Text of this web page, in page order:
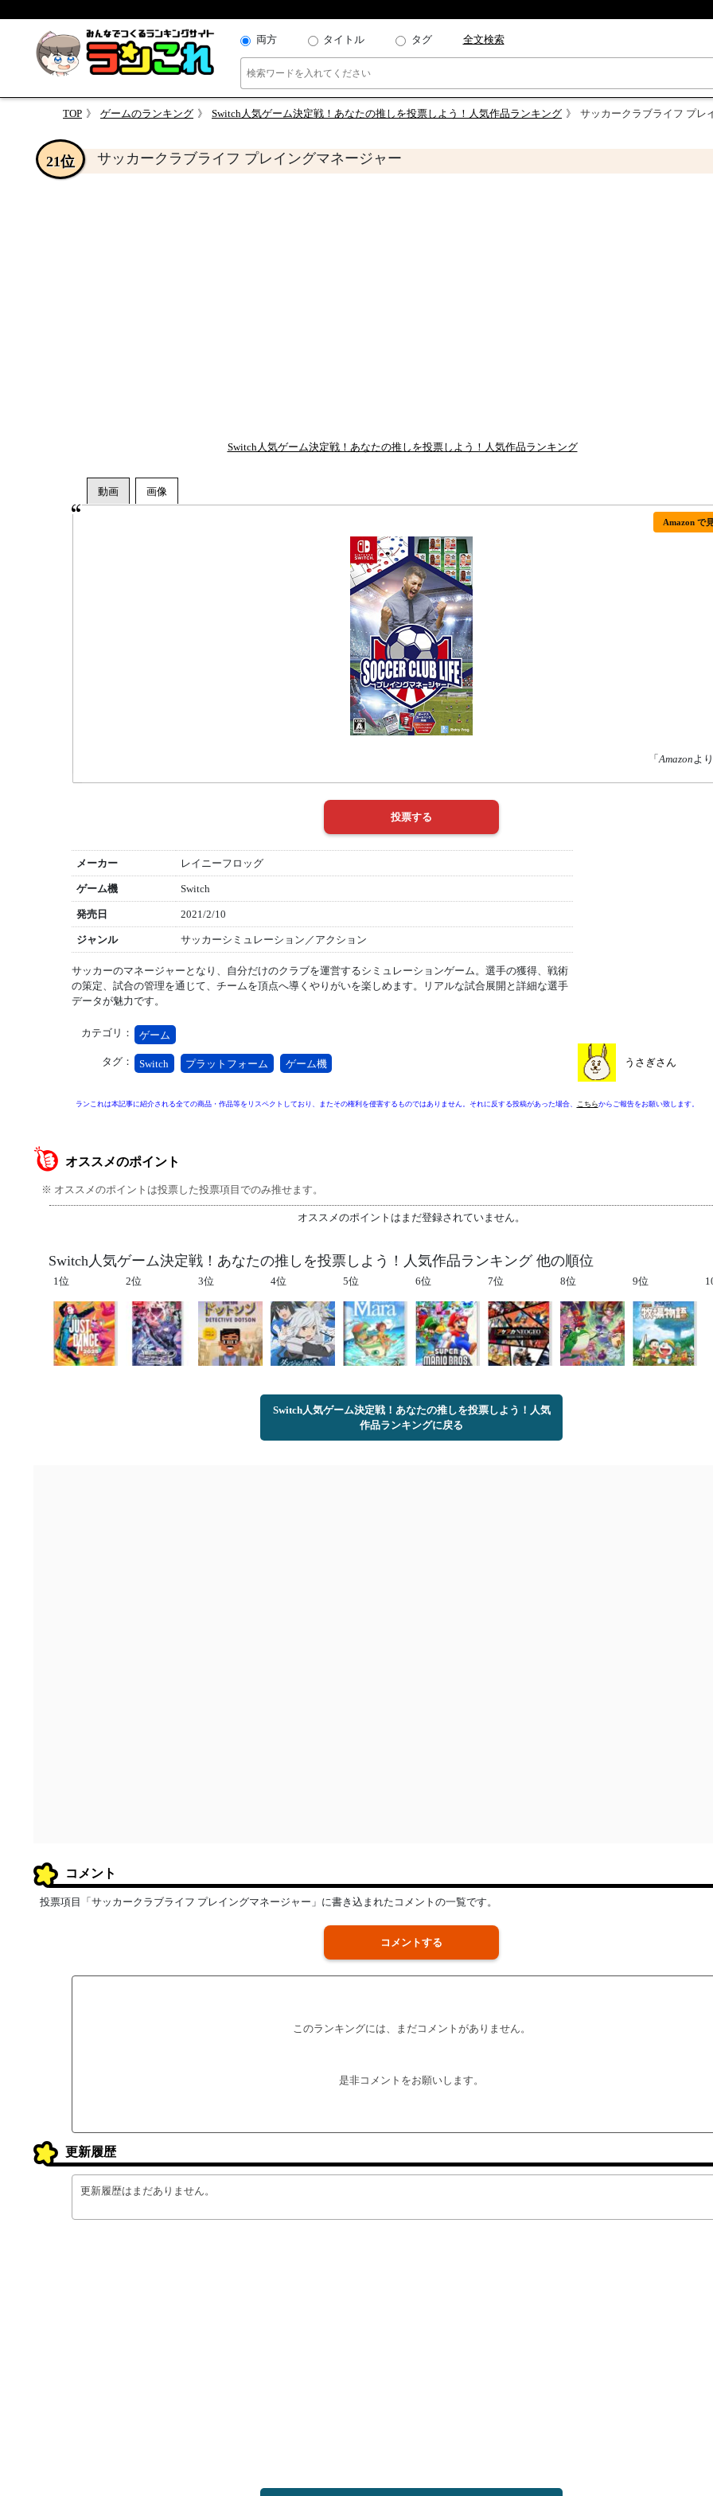
両方 タイトル タグ 全文検索
TOP ゲームのランキング Switch人気ゲーム決定戦！あなたの推しを投票しよう！人気作品ランキング サッカークラブライフ プレ
サッカークラブライフ プレイングマネージャー
21位
Switch人気ゲーム決定戦！あなたの推しを投票しよう！人気作品ランキング
Amazon で
「Amazonよ
メーカー レイニーフロッグ
ゲーム機 Switch
発売日 2021/2/10
ジャンル サッカーシミュレーション／アクション
サッカーのマネージャーとなり、自分だけのクラブを運営するシミュレーションゲーム。選手の獲得、戦術
の策定、試合の管理を通じて、チームを頂点へ導くやりがいを楽しめます。リアルな試合展開と詳細な選手
データが魅力です。
カテゴリ： ゲーム
タグ： Switch プラットフォーム ゲーム機 うさぎさん
ランこれは本記事に紹介される全ての商品・作品等をリスペクトしており、またその権利を侵害するものではありません。それに反する投稿があった場合、 こちらからご報告をお願い致します。
オススメのポイント
※ オススメのポイントは投票した投票項目でのみ推せます。
オススメのポイントはまだ登録されていません。
Switch人気ゲーム決定戦！あなたの推しを投票しよう！人気作品ランキング 他の順位
1位 2位 3位 4位 5位 6位 7位 8位 9位
Switch人気ゲーム決定戦！あなたの推しを投票しよう！人気
作品ランキングに戻る
コメント
投票項目「サッカークラブライフ プレイングマネージャー」に書き込まれたコメントの一覧です。
コメントする
このランキングには、まだコメントがありません。
是非コメントをお願いします。
更新履歴
更新履歴はまだありません。